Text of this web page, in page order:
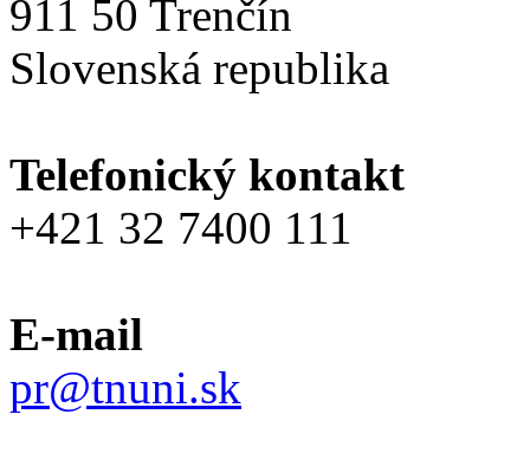
911 50 Trenčín
Slovenská republika
Telefonický kontakt
+421 32 7400 111
E-mail
pr@tnuni.sk